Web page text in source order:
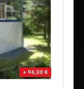
+ 96,00 €